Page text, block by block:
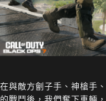
在與敵方劊子手、神槍手
的戰鬥後，我們奪下車輛